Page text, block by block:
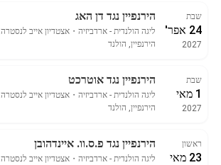
שבת
24 אפר'
2027
הירנפיין נגד דן האג
ליגה הולנדית - ארדביזיה ・ אצטדיון אייב לנסטרה
הירנפיין, הולנד
שבת
1 מאי
2027
הירנפיין נגד אוטרכט
ליגה הולנדית - ארדביזיה ・ אצטדיון אייב לנסטרה
הירנפיין, הולנד
ראשון
23 מאי
הירנפיין נגד פ.ס.וו. איינדהובן
ליגה הולנדית - ארדביזיה ・ אצטדיון אייב לנסטרה